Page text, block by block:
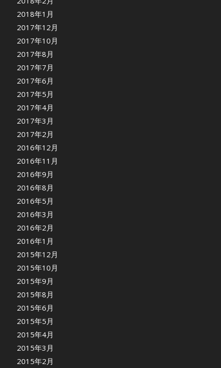
2018年1月
2017年12月
2017年10月
2017年8月
2017年7月
2017年6月
2017年5月
2017年4月
2017年3月
2017年2月
2016年12月
2016年11月
2016年9月
2016年8月
2016年5月
2016年3月
2016年2月
2016年1月
2015年12月
2015年10月
2015年9月
2015年8月
2015年6月
2015年5月
2015年4月
2015年3月
2015年2月